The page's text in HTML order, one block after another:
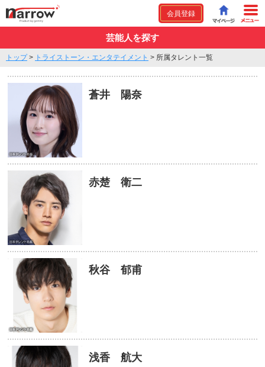
会員登録
芸能人を探す
トップ> トライストーン・エンタテイメント > 所属タレント一覧
蒼井 陽奈
赤楚 衛二
秋谷 郁甫
浅香 航大